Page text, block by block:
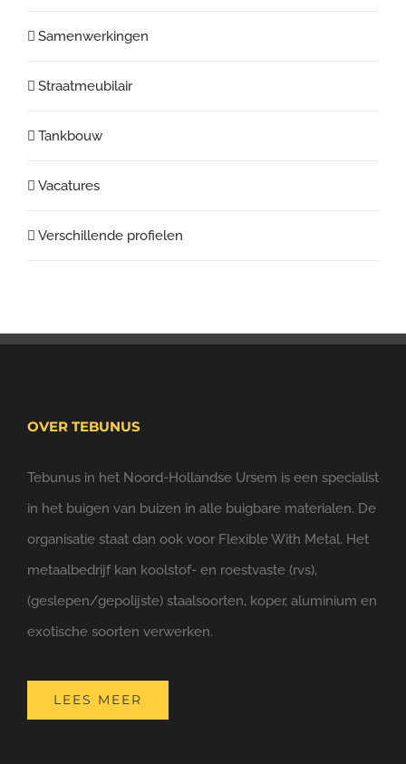
Samenwerkingen
Straatmeubilair
Tankbouw
Vacatures
Verschillende profielen
OVER TEBUNUS
Tebunus in het Noord-Hollandse Ursem is een specialist
in het buigen van buizen in alle buigbare materialen. De
organisatie staat dan ook voor Flexible With Metal. Het
metaalbedrijf kan koolstof- en roestvaste (rvs),
(geslepen/gepolijste) staalsoorten, koper, aluminium en
exotische soorten verwerken.
LEES MEER